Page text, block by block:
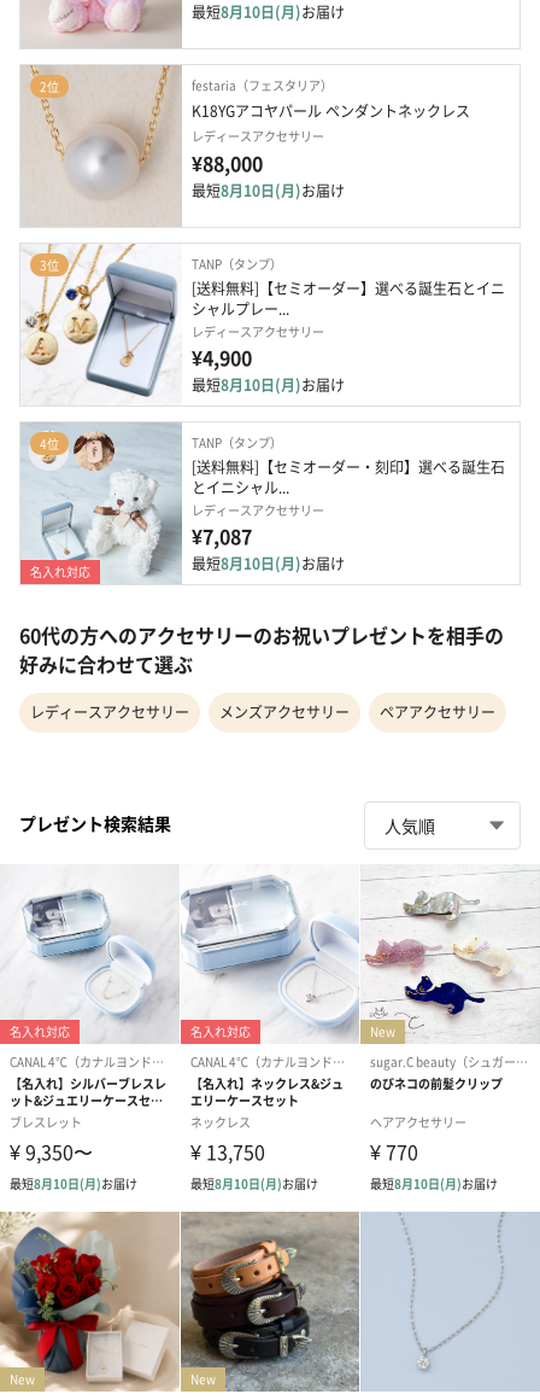
最短8月10日(月)お届け
2位 festaria（フェスタリア）
K18YGアコヤパール ペンダントネックレス
レディースアクセサリー
¥88,000
最短8月10日(月)お届け
3位 TANP（タンプ）
[送料無料]【セミオーダー】選べる誕生石とイニ
シャルプレー...
レディースアクセサリー
¥4,900
最短8月10日(月)お届け
4位
名入れ対応
TANP（タンプ）
[送料無料]【セミオーダー・刻印】選べる誕生石
とイニシャル...
レディースアクセサリー
¥7,087
最短8月10日(月)お届け
60代の方へのアクセサリーのお祝いプレゼントを相手の
好みに合わせて選ぶ
レディースアクセサリー メンズアクセサリー ペアアクセサリー
プレゼント検索結果